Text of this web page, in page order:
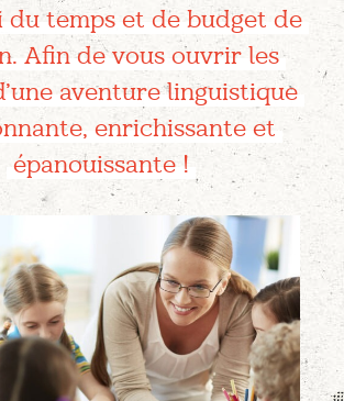
du temps et de budget de
Afin de vous ouvrir les
aventure linguistique
enrichissante et
épanouissante !